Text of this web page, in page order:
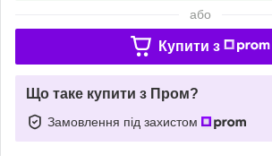
або
Купити з
Що таке купити з Пром?
Замовлення під захистом